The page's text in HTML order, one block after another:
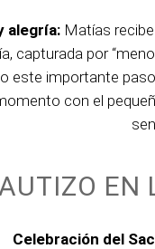
alegría: Matías
capturada por
este importante
con el
EN
Celebración del